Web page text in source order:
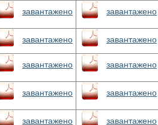
завантажено завантажено
завантажено завантажено
завантажено завантажено
завантажено завантажено
завантажено завантажено